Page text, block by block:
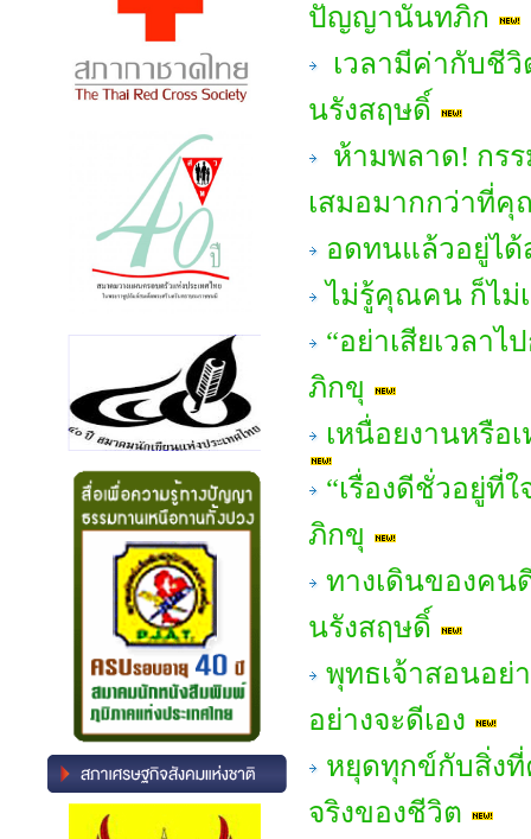
ปัญญานันทภิก
เวลามีค่ากับชี
นรังสฤษดิ์
ห้ามพลาด! กร
เสมอมากกว่าที่
อดทนแล้วอยู่ไ
ไม่รู้คุณคน ก็ไม่
“อย่าเสียเวลา
ภิกขุ
เหนื่อยงานหรือ
“เรื่องดีชั่วอยู่ที่
ภิกขุ
ทางเดินของค
นรังสฤษดิ์
พุทธเจ้าสอนอย่
อย่างจะดีเอง
หยุดทุกข์กับสิ่งที่
จริงของชีวิต